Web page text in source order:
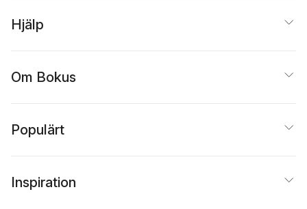
Hjälp
Om Bokus
Populärt
Inspiration